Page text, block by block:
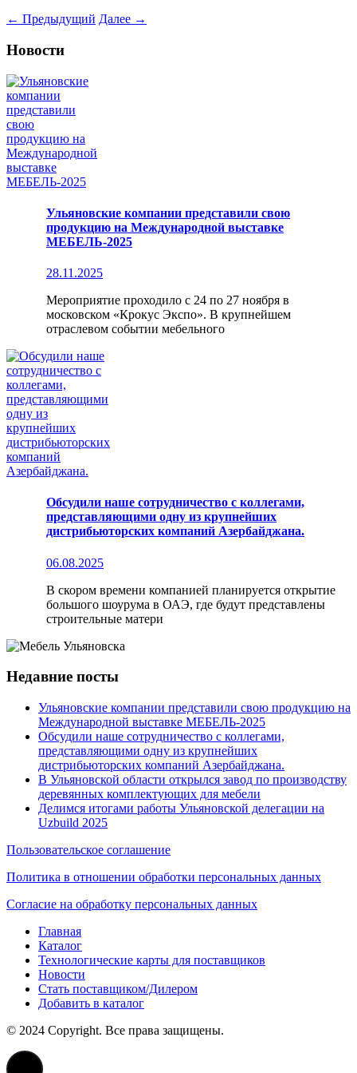
← Предыдущий Далее →
Новости
Ульяновские компании представили свою
продукцию на Международной выставке
МЕБЕЛЬ-2025
28.11.2025
Мероприятие проходило с 24 по 27 ноября в
московском «Крокус Экспо». В крупнейшем
отраслевом событии мебельного
Обсудили наше сотрудничество с коллегами,
представляющими одну из крупнейших
дистрибьюторских компаний Азербайджана.
06.08.2025
В скором времени компанией планируется открытие
большого шоурума в ОАЭ, где будут представлены
строительные матери
Недавние посты
Ульяновские компании представили свою продукцию на
Международной выставке МЕБЕЛЬ-2025
Обсудили наше сотрудничество с коллегами,
представляющими одну из крупнейших
дистрибьюторских компаний Азербайджана.
В Ульяновской области открылся завод по производству
деревянных комплектующих для мебели
Делимся итогами работы Ульяновской делегации на
Uzbuild 2025
Пользовательское соглашение
Политика в отношении обработки персональных данных
Согласие на обработку персональных данных
Главная
Каталог
Технологические карты для поставщиков
Новости
Стать поставщиком/Дилером
Добавить в каталог
© 2024 Copyright. Все права защищены.